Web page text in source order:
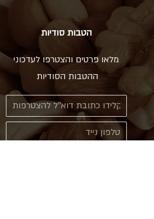
הטבות סודיות
מלאו פרטים והצטרפו לעדכוני
ההטבות הסודיות